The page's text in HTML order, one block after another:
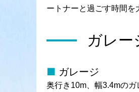
ートナーと過ごす時間を
ガレー
ガレージ
奥行き10m、幅3.4mの